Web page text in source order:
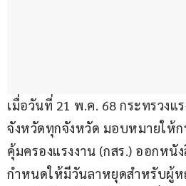
เมื่อวันที่ 21 พ.ค. 68 กระทรวงแ
จังหวัดทุกจังหวัด มอบหมายให้ก
คุ้มครองแรงงาน (กสร.) ออกหนั
กำหนดให้มีวันลาหยุดสำหรับผู้ห